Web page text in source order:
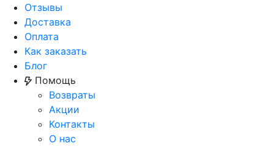
Отзывы
Доставка
Оплата
Как заказать
Блог
Помощь
Возвраты
Акции
Контакты
О нас